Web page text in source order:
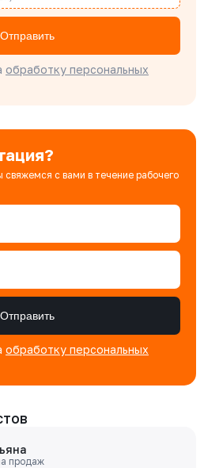
продаж
Отправить
обработку персональных
с вами в течение рабочего
Отправить
обработку персональных
продаж